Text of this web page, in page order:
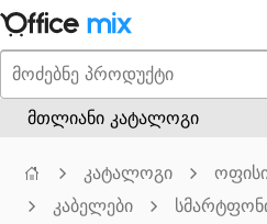
მთლიანი კატალოგი
კატალოგი
კაბელები